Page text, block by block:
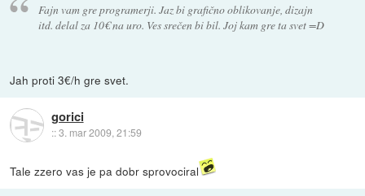
Fajn vam gre programerji. Jaz bi grafično oblikovanje, dizajn
itd. delal za 10€ na uro. Ves srečen bi bil. Joj kam gre ta svet =D
Jah proti 3€/h gre svet.
gorici
::3. mar 2009, 21:59
Tale zzero vas je pa dobr sprovociral